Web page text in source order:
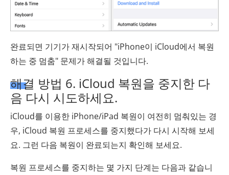
완료되면 기기가 재시작되어 "iPhone이 iCloud에서 복원
하는 중 멈춤" 문제가 해결될 것입니다.
해결 방법 6. iCloud 복원을 중지한 다
음 다시 시도하세요.
iCloud를 이용한 iPhone/iPad 복원이 여전히 멈춰있는 경
우, iCloud 복원 프로세스를 중지했다가 다시 시작해 보세
요. 그런 다음 복원이 완료되는지 확인해 보세요.
복원 프로세스를 중지하는 몇 가지 단계는 다음과 같습니